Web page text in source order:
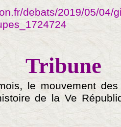
debats/2019/05/04/
Tribune
le mouvement
de la Ve